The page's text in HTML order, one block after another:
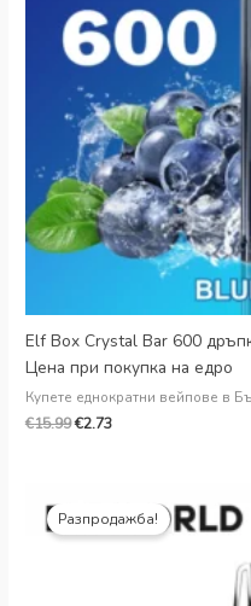
Elf Box Crystal Bar 600
Цена при покупка на едро
Купете еднократни вейпове в
€15.99€2.73
Разпродажба!
€25.99.
цена:
€6.99.